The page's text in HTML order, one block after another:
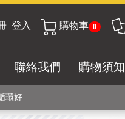
登入 購物車 0
聯絡我們 購物須知
), 機能貼身衣物No. 1
環好